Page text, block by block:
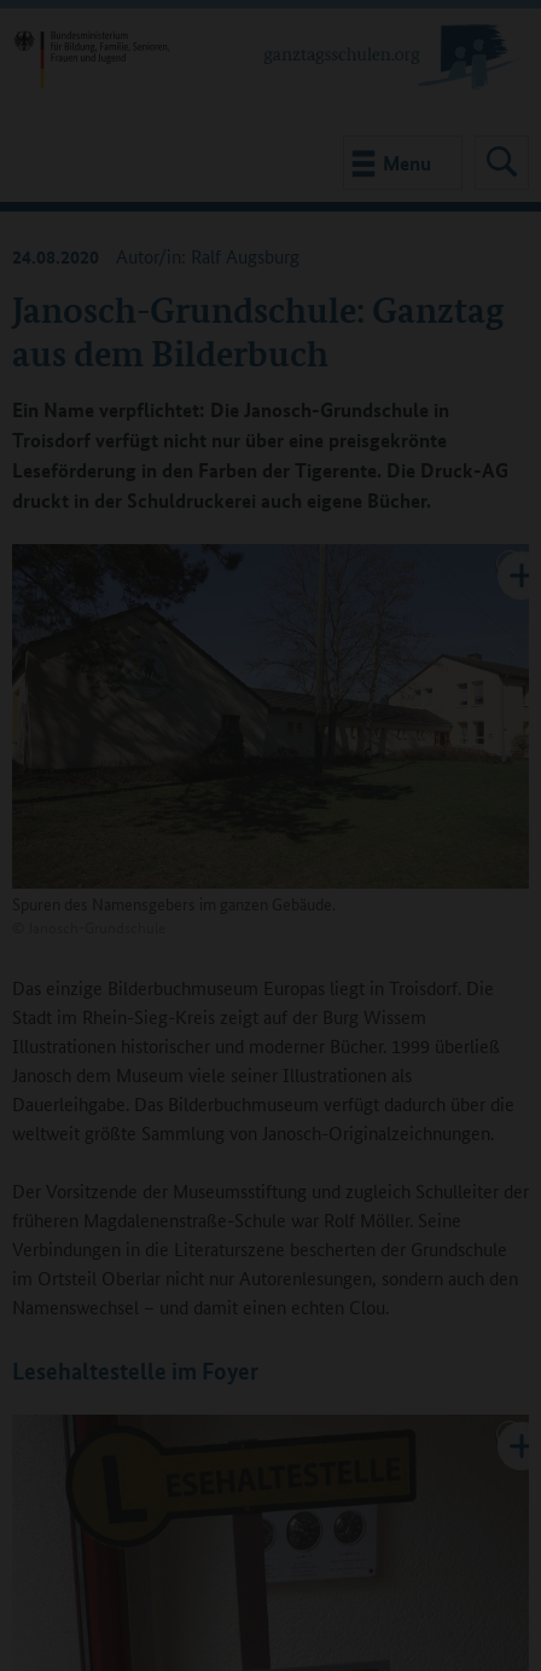
Menu
Janosch-Grundschule: Ganztag
aus dem Bilderbuch
24.08.2020 Autor/in: Ralf Augsburg
Ein Name verpflichtet: Die Janosch-Grundschule in
Troisdorf verfügt nicht nur über eine preisgekrönte
Leseförderung in den Farben der Tigerente. Die Druck-AG
druckt in der Schuldruckerei auch eigene Bücher.
Das einzige Bilderbuchmuseum Europas liegt in Troisdorf. Die
Stadt im Rhein-Sieg-Kreis zeigt auf der Burg Wissem
Illustrationen historischer und moderner Bücher. 1999 überließ
Janosch dem Museum viele seiner Illustrationen als
Dauerleihgabe. Das Bilderbuchmuseum verfügt dadurch über die
weltweit größte Sammlung von Janosch-Originalzeichnungen.
Der Vorsitzende der Museumsstiftung und zugleich Schulleiter der
früheren Magdalenenstraße-Schule war Rolf Möller. Seine
Verbindungen in die Literaturszene bescherten der Grundschule
im Ortsteil Oberlar nicht nur Autorenlesungen, sondern auch den
Namenswechsel – und damit einen echten Clou.
Lesehaltestelle im Foyer